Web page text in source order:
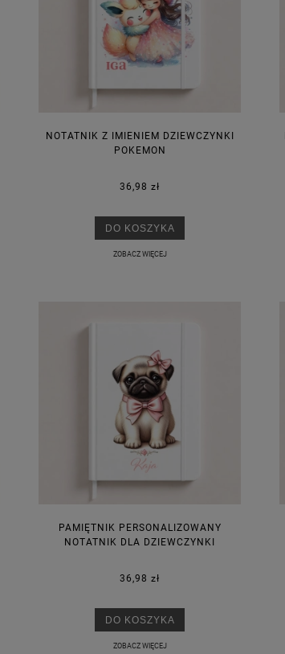
GIRLANDA BIAŁE PIÓRKA ZE ZŁOTEM
Najniższa cena:7,30 zł
NOTATNIK Z IMIENIEM DZIEWCZYNKI
POKEMON
36,98 zł
DO KOSZYKA
ZOBACZ WIĘCEJ
PAMIĘTNIK PERSONALIZOWANY
NOTATNIK DLA DZIEWCZYNKI
36,98 zł
DO KOSZYKA
ZOBACZ WIĘCEJ